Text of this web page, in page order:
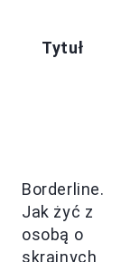
Tytuł
Borderline.
Jak żyć z
osobą o
skrajnych